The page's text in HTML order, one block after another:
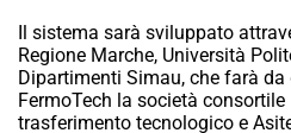
Il sistema sarà sviluppato
Regione Marche, Università
Dipartimenti Simau, che farà da
FermoTech la società consortile
trasferimento tecnologico e